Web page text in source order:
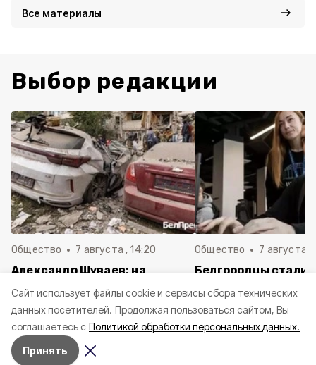
Cайт использует файлы cookie и сервисы сбора технических
данных посетителей. Продолжая пользоваться сайтом, Вы
соглашаетесь с Политикой обработки персональных данных.
Принять
Все материалы
Выбор редакции
Общество 7 августа , 14:20
Александр Шуваев: на
пострадавших автомобилей
направили свыше 50 млн
рублей
Общество 7 августа ,
Белгородцы стали
в сети